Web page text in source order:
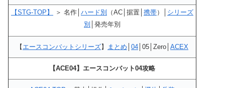
【STG-TOP】 ＞ 名作│ ハード別 （AC│据置│ 携帯）│ シリーズ
別 │発売年別
【エースコンバットシリーズ】 まとめ 04 │05│Zero│ ACEX
【ACE04】エースコンバット04攻略